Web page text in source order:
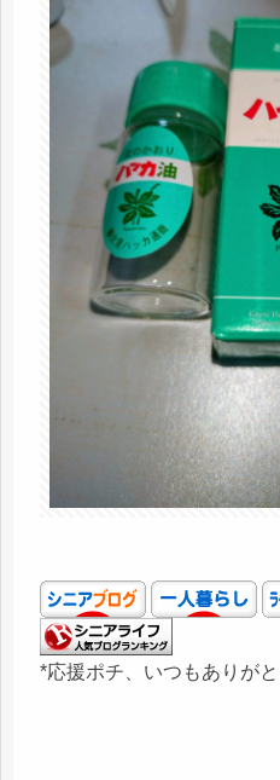
*応援ポチ、いつもありがと